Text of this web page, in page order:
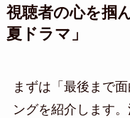
視聴者の心を掴
夏ドラマ」
まずは「最後まで
ングを紹介します